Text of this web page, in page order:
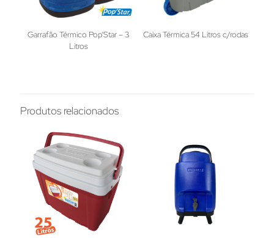
Garrafão Térmico Pop’Star – 3
Litros
Caixa Térmica 54 Litros c/rodas
Produtos relacionados